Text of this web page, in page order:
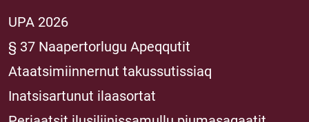
UPA 2026
§ 37 Naapertorlugu Apeqqutit
Ataatsimiinnernut takussutissiaq
Inatsisartunut ilaasortat